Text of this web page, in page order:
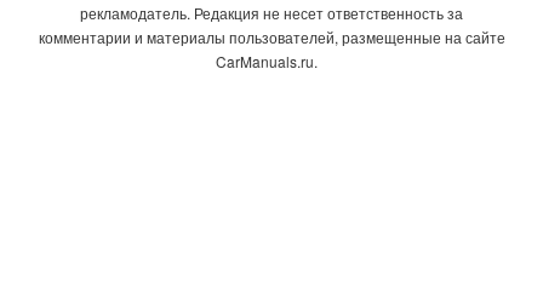
рекламодатель. Редакция не несет ответственность за
комментарии и материалы пользователей, размещенные на сайте
CarManuals.ru.